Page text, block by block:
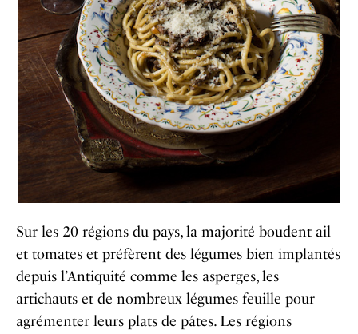
Sur les 20 régions du pays, la majorité boudent ail
et tomates et préfèrent des légumes bien implantés
depuis l’Antiquité comme les asperges, les
artichauts et de nombreux légumes feuille pour
agrémenter leurs plats de pâtes. Les régions